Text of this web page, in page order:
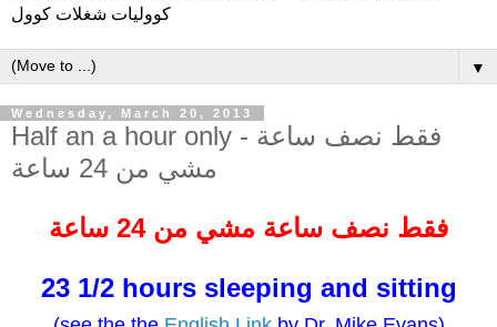
كووليات شغلات كوول
▼
Wednesday, March 20, 2013
Half an a hour only - فقط نصف ساعة
مشي من 24 ساعة
فقط نصف ساعة مشي من24 ساعة
23 1/2 hours sleeping and sitting